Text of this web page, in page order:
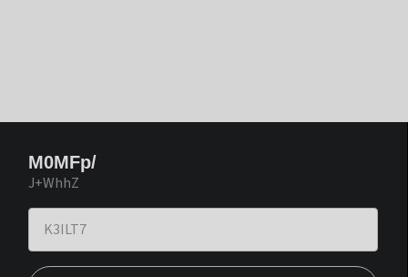
M0MFp/
J+WhhZ